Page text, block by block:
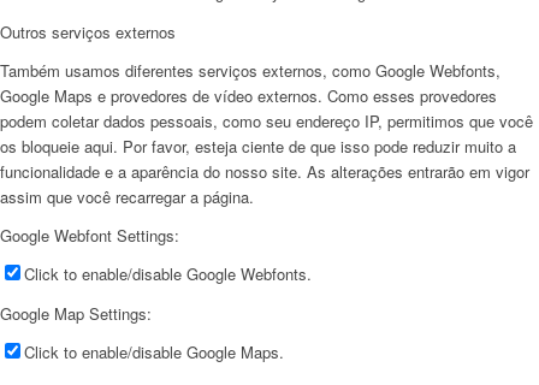
Outros serviços externos
Também usamos diferentes serviços externos, como Google Webfonts,
Google Maps e provedores de vídeo externos. Como esses provedores
podem coletar dados pessoais, como seu endereço IP, permitimos que você
os bloqueie aqui. Por favor, esteja ciente de que isso pode reduzir muito a
funcionalidade e a aparência do nosso site. As alterações entrarão em vigor
assim que você recarregar a página.
Google Webfont Settings:
Click to enable/disable Google Webfonts.
Google Map Settings:
Click to enable/disable Google Maps.